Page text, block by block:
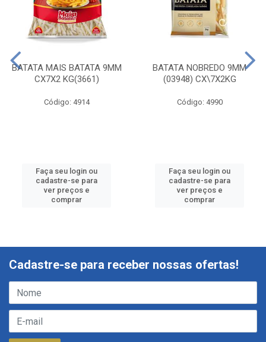
BATATA MAIS BATATA 9MM
CX7X2 KG(3661)
Código: 4914
Faça seu login ou
cadastre-se para
ver preços e
comprar
BATATA NOBREDO 9MM
(03948) CX\7X2KG
Código: 4990
Faça seu login ou
cadastre-se para
ver preços e
comprar
Cadastre-se para receber nossas ofertas!